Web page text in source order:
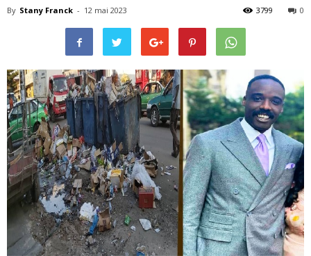
By Stany Franck - 12 mai 2023 0
3799